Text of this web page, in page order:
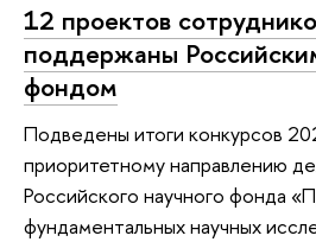
12 проектов
поддержаны
фондом
Подведены итоги конкурсов
приоритетному направлению
Российского научного фонда
фундаментальных научных